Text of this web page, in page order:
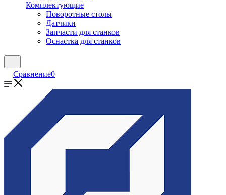
Комплектующие
Поворотные столы
Датчики
Запчасти для станков
Оснастка для станков
Сравнение0